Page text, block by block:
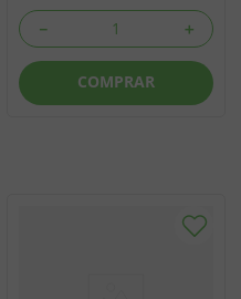
＋
－
COMPRAR